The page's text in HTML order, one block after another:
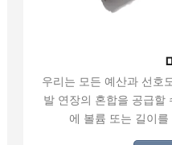
우리는 모든 예산과 선호
발 연장의 혼합을 공급할
에 볼륨 또는 길이